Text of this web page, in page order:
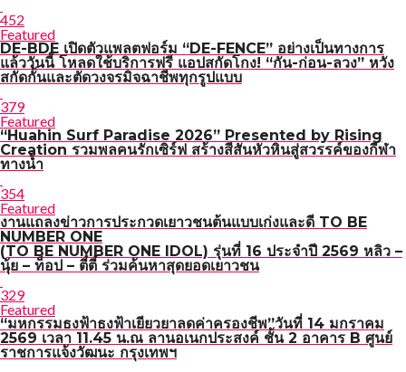
452
Featured
DE-BDE เปิดตัวแพลตฟอร์ม “DE-FENCE” อย่างเป็นทางการ
แล้ววันนี้ โหลดใช้บริการฟรี แอปสกัดโกง! “กัน-ก่อน-ลวง” หวัง
สกัดกั้นและตัดวงจรมิจฉาชีพทุกรูปแบบ
379
Featured
“Huahin Surf Paradise 2026” Presented by Rising
Creation รวมพลคนรักเซิร์ฟ สร้างสีสันหัวหินสู่สวรรค์ของกีฬา
ทางน้ำ
354
Featured
งานแถลงข่าวการประกวดเยาวชนต้นแบบเก่งและดี TO BE
NUMBER ONE
(TO BE NUMBER ONE IDOL) รุ่นที่ 16 ประจำปี 2569 หลิว –
นุ้ย – ท็อป – ตี๋ตี๋ ร่วมค้นหาสุดยอดเยาวชน
329
Featured
“มหกรรมธงฟ้าธงฟ้าเยียวยาลดค่าครองชีพ”วันที่ 14 มกราคม
2569 เวลา 11.45 น.ณ ลานอเนกประสงค์ ชั้น 2 อาคาร B ศูนย์
ราชการแจ้งวัฒนะ กรุงเทพฯ